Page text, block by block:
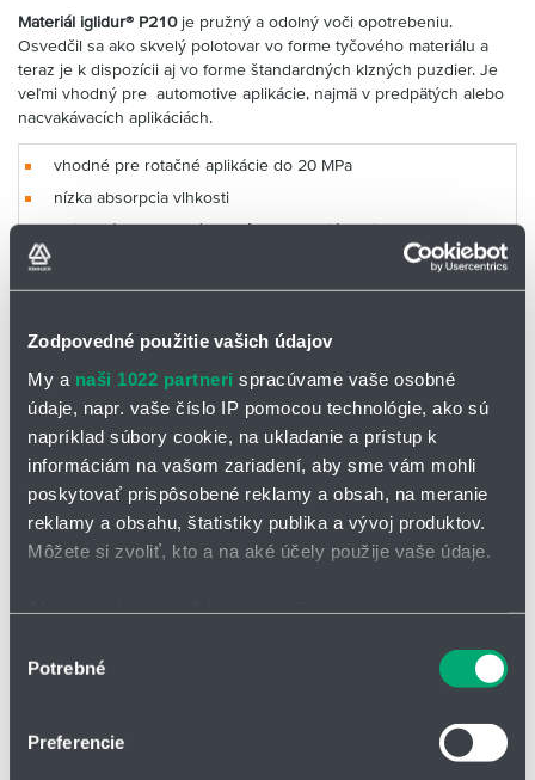
Zodpovedné použitie vašich údajov
My a naši 1022 partneri spracúvame vaše osobné
údaje, napr. vaše číslo IP pomocou technológie, ako sú
napríklad súbory cookie, na ukladanie a prístup k
informáciám na vašom zariadení, aby sme vám mohli
poskytovať prispôsobené reklamy a obsah, na meranie
reklamy a obsahu, štatistiky publika a vývoj produktov.
Môžete si zvoliť, kto a na aké účely použije vaše údaje.
polohe s presnosťou na niekoľko metrov
Viac informácií o tom, ako sa spracúvajú vaše osobné
súhlasu
Potrebné
Preferencie
Materiál iglidur® P210je pružný a odolný voči opotrebeniu.
Osvedčil sa ako skvelý polotovar vo forme tyčového materiálu a
teraz je k dispozícii aj vo forme štandardných klzných puzdier. Je
veľmi vhodný pre automotive aplikácie, najmä v predpätých alebo
nacvakávacích aplikáciách.
vhodné pre rotačné aplikácie do 20 MPa
nízka absorpcia vlhkosti
univerzálne: vhodné pre rôzne materiály hriadeľov
rôznych požiadaviek (pozri
ak je nevyhnutné puzdro pre rotačný pohyb pod extrémne
vysokým zaťažením (pozri
iglidur® Q, iglidur® Q2
ak maximálna teplota presahuje viac ako 100 °
C (pozri iglidur® G ,iglidur® J350)
- s prírubou -
prírubou
Klzné puzdro iglidur® P210 bez